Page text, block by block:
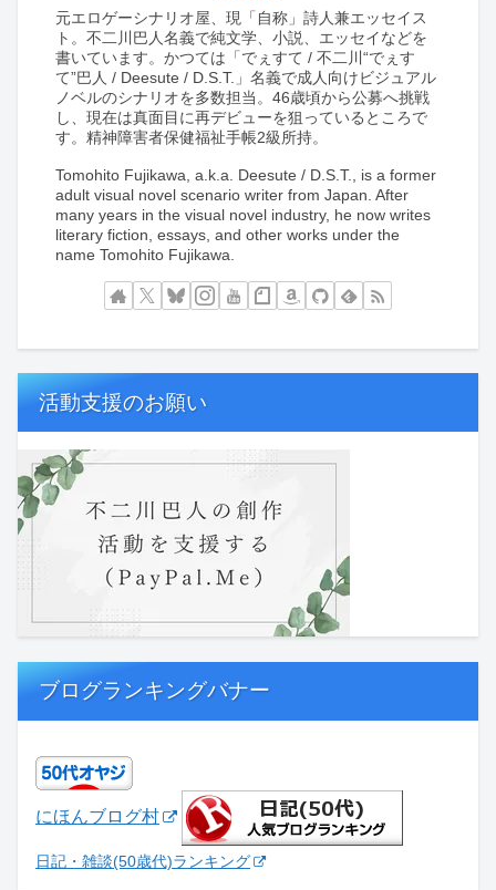
元エロゲーシナリオ屋、現「自称」詩人兼エッセイス
ト。不二川巴人名義で純文学、小説、エッセイなどを
書いています。かつては「でぇすて / 不二川“でぇす
て”巴人 / Deesute / D.S.T.」名義で成人向けビジュアル
ノベルのシナリオを多数担当。46歳頃から公募へ挑戦
し、現在は真面目に再デビューを狙っているところで
す。精神障害者保健福祉手帳2級所持。
Tomohito Fujikawa, a.k.a. Deesute / D.S.T., is a former
adult visual novel scenario writer from Japan. After
many years in the visual novel industry, he now writes
literary fiction, essays, and other works under the
name Tomohito Fujikawa.
活動支援のお願い
ブログランキングバナー
にほんブログ村
日記・雑談(50歳代)ランキング